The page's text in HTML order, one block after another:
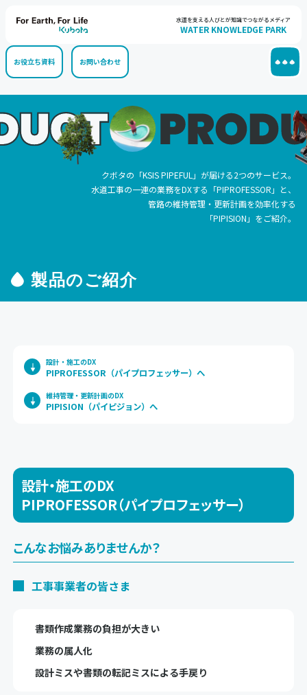
水道を支える人びとが知識でつながるメディア
WATER KNOWLEDGE PARK
お役立ち資料 お問い合わせ
クボタの「KSIS PIPEFUL」が届ける2つのサービス。
水道工事の一連の業務をDXする「PIPROFESSOR」と、
管路の維持管理・更新計画を効率化する
「PIPISION」をご紹介。
製品のご紹介
設計・施工のDX
PIPROFESSOR（パイプロフェッサー）へ
維持管理・更新計画のDX
PIPISION（パイピジョン）へ
設計・施工のDX
PIPROFESSOR（パイプロフェッサー）
こんなお悩みありませんか？
工事事業者の皆さま
書類作成業務の負担が大きい
業務の属人化
設計ミスや書類の転記ミスによる手戻り